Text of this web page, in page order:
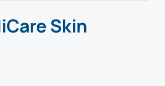
Skin